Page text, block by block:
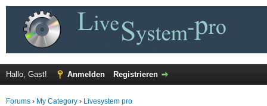
Hallo, Gast! Anmelden Registrieren
Forums › My Category › Livesystem pro